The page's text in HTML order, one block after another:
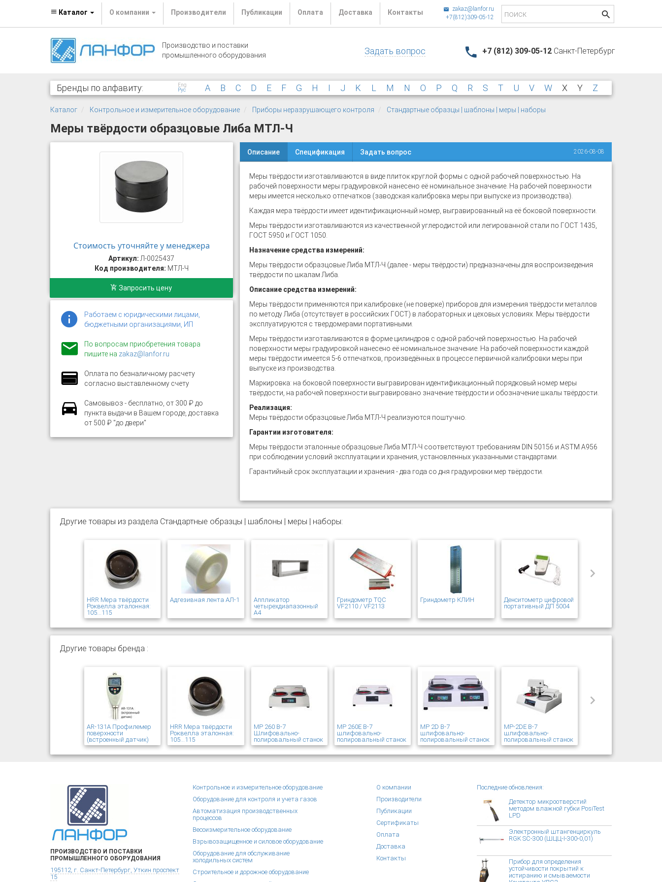
Каталог О компании Производители Публикации Оплата Доставка Контакты
zakaz@lanfor.ru
+7(812)309-05-12
Производство и поставки
промышленного оборудования
Задать вопрос +7 (812) 309-05-12 Санкт-Петербург
Бренды по алфавиту:
Eng
Рус
A B C D E F G H I J K L M N O P Q R S T U VW X Y Z
Каталог Контрольное и измерительное оборудование Приборы неразрушающего контроля Стандартные образцы | шаблоны | меры | наборы
Меры твёрдости образцовые Либа МТЛ-Ч
Стоимость уточняйте у менеджера
Артикул: Л-0025437
Код производителя: МТЛ-Ч
Запросить цену
Работаем с юридическими лицами,
бюджетными организациями, ИП
По вопросам приобретения товара
пишите на zakaz@lanfor.ru
Оплата по безналичному расчету
согласно выставленному счету
Самовывоз - бесплатно, от 300 ₽ до
пункта выдачи в Вашем городе, доставка
от 500 ₽ "до двери"
Описание Спецификация Задать вопрос 2026-08-08
Меры твёрдости изготавливаются в виде плиток круглой формы с одной рабочей поверхностью. На
рабочей поверхности меры градуировкой нанесено её номинальное значение. На рабочей поверхности
меры имеется несколько отпечатков (заводская калибровка меры при выпуске из производства).
Каждая мера твёрдости имеет идентификационный номер, выгравированный на её боковой поверхности.
Меры твёрдости изготавливаются из качественной углеродистой или легированной стали по ГОСТ 1435,
ГОСТ 5950 и ГОСТ 1050.
Назначение средства измерений:
Меры твёрдости образцовые Либа МТЛ-Ч (далее - меры твёрдости) предназначены для воспроизведения
твёрдости по шкалам Либа.
Описание средства измерений:
Меры твёрдости применяются при калибровке (не поверке) приборов для измерения твёрдости металлов
по методу Либа (отсутствует в российских ГОСТ) в лабораторных и цеховых условиях. Меры твёрдости
эксплуатируются с твердомерами портативными.
Меры твёрдости изготавливаются в форме цилиндров с одной рабочей поверхностью. На рабочей
поверхности меры градуировкой нанесено её номинальное значение. На рабочей поверхности каждой
меры твёрдости имеется 5-6 отпечатков, произведённых в процессе первичной калибровки меры при
выпуске из производства.
Маркировка: на боковой поверхности выгравирован идентификационный порядковый номер меры
твёрдости, на рабочей поверхности выгравировано значение твёрдости и обозначение шкалы твёрдости.
Реализация:
Меры твёрдости образцовые Либа МТЛ-Ч реализуются поштучно.
Гарантии изготовителя:
Меры твёрдости эталонные образцовые Либа МТЛ-Ч соответствуют требованиям DIN 50156 и ASTM A956
при соблюдении условий эксплуатации и хранения, установленных указанными стандартами.
Гарантийный срок эксплуатации и хранения - два года со дня градуировки мер твёрдости.
Другие товары из раздела Стандартные образцы | шаблоны | меры | наборы:
HRR Мера твёрдости
Роквелла эталонная:
105...115
Адгезивная лента АЛ-1
Аппликатор
четырехдиапазонный
А4
Гриндометр TQC
VF2110 / VF2113
Гриндометр КЛИН
Денситометр цифровой
портативный ДП 5004
Другие товары бренда :
AR-131A Профилемер
поверхности
(встроенный датчик)
HRR Мера твёрдости
Роквелла эталонная:
105...115
MP 260 В-7
Шлифовально-
полировальный станок
MP 260E В-7
шлифовально-
полировальный станок
MP 2D В-7
шлифовально-
полировальный станок
MP-2DE В-7
шлифовально-
полировальный станок
ПРОИЗВОДСТВО И ПОСТАВКИ
ПРОМЫШЛЕННОГО ОБОРУДОВАНИЯ
195112, г. Санкт-Петербург, Уткин проспект
15
Контрольное и измерительное оборудование
Оборудование для контроля и учета газов
Автоматизация производственных
процессов
Весоизмерительное оборудование
Взрывозащищенное и силовое оборудование
Оборудование для обслуживание
холодильных систем
Строительное и дорожное оборудование
О компании
Производители
Публикации
Сертификаты
Оплата
Доставка
Контакты
Последние обновления:
Детектор микроотверстий
методом влажной губки PosiTest
LPD
Электронный штангенциркуль
RGK SC-300 (ШЦЦ-I-300-0,01)
Прибор для определения
устойчивости покрытий к
истиранию и смываемости